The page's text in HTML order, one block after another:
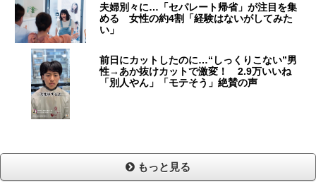
夫婦別々に…「セパレート帰省」が注目を集
める 女性の約4割「経験はないがしてみた
い」
前日にカットしたのに…“しっくりこない”男
性→あか抜けカットで激変！ 2.9万いいね
「別人やん」「モテそう」絶賛の声
もっと見る